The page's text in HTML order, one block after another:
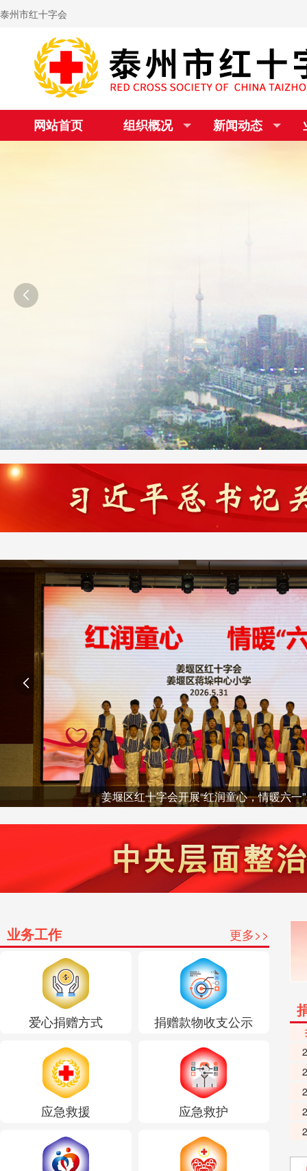
泰州市红十字会
网站首页 组织概况 新闻动态

姜堰区红十字会开展“红润童心，情暖六一

业务工作 更多>>
爱心捐赠方式 捐赠款物收支公示
应急救援 应急救护